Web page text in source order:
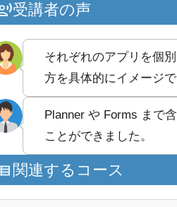
受講者の声
それぞれのアプリを個
方を具体的にイメージで
Planner や Forms まで
ことができました。
関連するコース